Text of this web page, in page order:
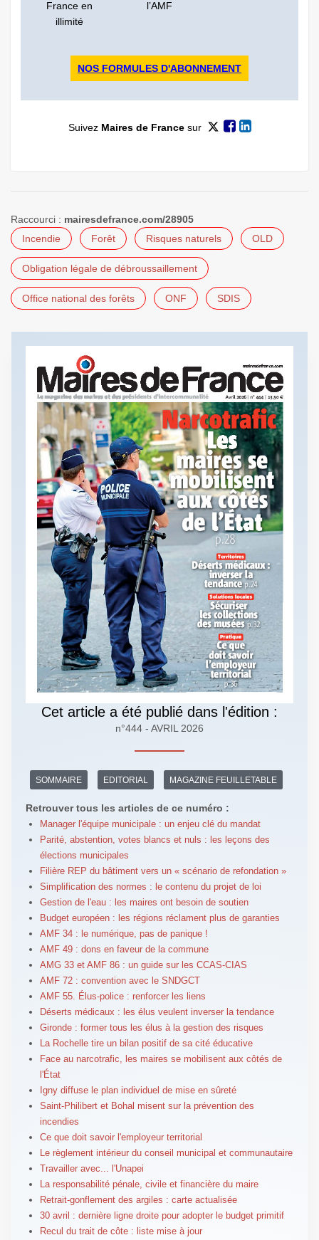
France en
illimité
l’AMF
NOS FORMULES D'ABONNEMENT
Suivez Maires de Francesur
Raccourci : mairesdefrance.com/28905
Incendie
Forêt Risques naturels OLD
Obligation légale de débroussaillement
Office national des forêts ONF SDIS
Cet article a été publié dans l'édition :
n°444 - AVRIL 2026
SOMMAIRE EDITORIAL MAGAZINE FEUILLETABLE
Retrouver tous les articles de ce numéro :
Manager l'équipe municipale : un enjeu clé du mandat
Parité, abstention, votes blancs et nuls : les leçons des
élections municipales
Filière REP du bâtiment vers un « scénario de refondation »
Simplification des normes : le contenu du projet de loi
Gestion de l'eau : les maires ont besoin de soutien
Budget européen : les régions réclament plus de garanties
AMF 34 : le numérique, pas de panique !
AMF 49 : dons en faveur de la commune
AMG 33 et AMF 86 : un guide sur les CCAS-CIAS
AMF 72 : convention avec le SNDGCT
AMF 55. Élus-police : renforcer les liens
Déserts médicaux : les élus veulent inverser la tendance
Gironde : former tous les élus à la gestion des risques
La Rochelle tire un bilan positif de sa cité éducative
Face au narcotrafic, les maires se mobilisent aux côtés de
l'État
Igny diffuse le plan individuel de mise en sûreté
Saint-Philibert et Bohal misent sur la prévention des
incendies
Ce que doit savoir l'employeur territorial
Le règlement intérieur du conseil municipal et communautaire
Travailler avec... l'Unapei
La responsabilité pénale, civile et financière du maire
Retrait-gonflement des argiles : carte actualisée
30 avril : dernière ligne droite pour adopter le budget primitif
Recul du trait de côte : liste mise à jour